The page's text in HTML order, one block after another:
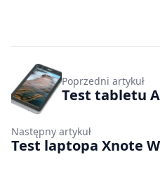
Poprzedni artykuł
Test tabletu
Następny artykuł
Test laptopa Xnote